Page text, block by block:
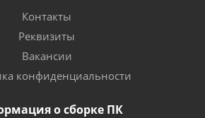
Контакты
Реквизиты
Вакансии
конфиденциальности
о сборке ПК